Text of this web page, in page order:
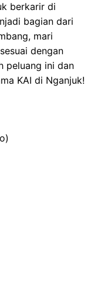
berkarir di
bagian dari
mari
dengan
peluang ini dan
KAI di Nganjuk!